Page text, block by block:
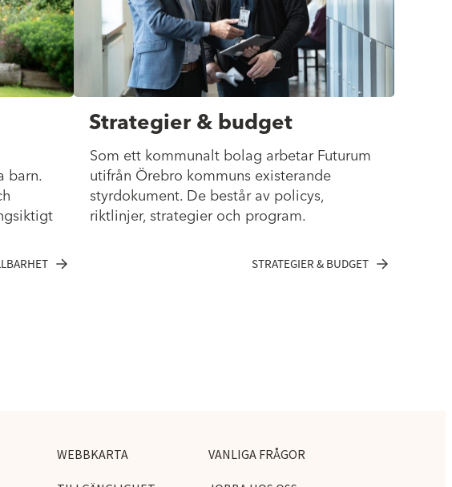
barn.
Strategier & budget
Som ett kommunalt bolag arbetar Futurum
utifrån Örebro kommuns existerande
styrdokument. De består av policys,
riktlinjer, strategier och program.
STRATEGIER & BUDGET
WEBBKARTA VANLIGA FRÅGOR